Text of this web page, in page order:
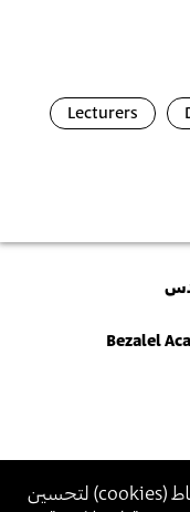
(
cookies) لتحسين
Lecturers
Bezalel